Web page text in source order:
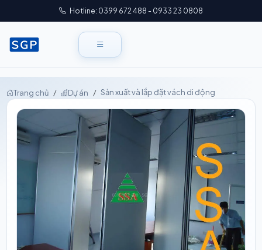
Hotline: 0399 672 488 - 0933 23 0808
Trang chủ Dự án Sản xuất và lắp đặt vách di động